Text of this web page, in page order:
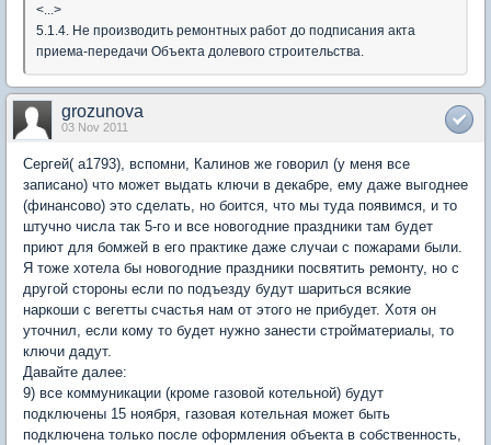
<...>
5.1.4. Не производить ремонтных работ до подписания акта
приема-передачи Объекта долевого строительства.
grozunova
03 Nov 2011
Сергей( a1793), вспомни, Калинов же говорил (у меня все
записано) что может выдать ключи в декабре, ему даже выгоднее
(финансово) это сделать, но боится, что мы туда появимся, и то
штучно числа так 5-го и все новогодние праздники там будет
приют для бомжей в его практике даже случаи с пожарами были.
Я тоже хотела бы новогодние праздники посвятить ремонту, но с
другой стороны если по подъезду будут шариться всякие
наркоши с вегетты счастья нам от этого не прибудет. Хотя он
уточнил, если кому то будет нужно занести стройматериалы, то
ключи дадут.
Давайте далее:
9) все коммуникации (кроме газовой котельной) будут
подключены 15 ноября, газовая котельная может быть
подключена только после оформления объекта в собственность,